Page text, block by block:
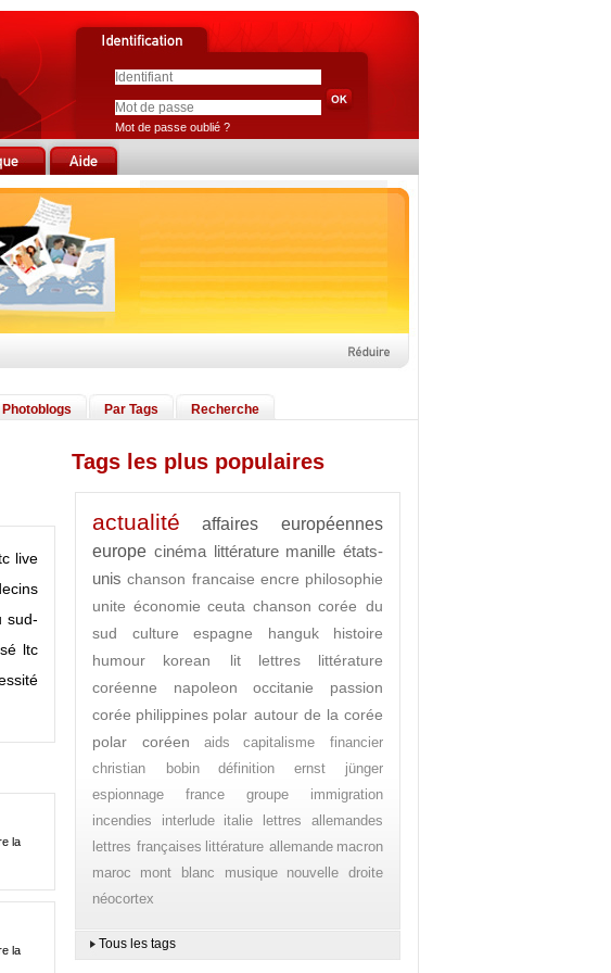
Mot de passe oublié ?
Photoblogs Par Tags Recherche
live
sud-
ltc
la
la
Tags les plus populaires
actualité
affaires européennes
europe cinéma littérature manille états-
unis chanson francaise encre philosophie
unite économie ceuta chanson corée du
sud
culture espagne hanguk
histoire
humour
korean lit lettres
littérature
coréenne
napoleon occitanie
passion
corée philippines polar autour de la corée
polar coréen
aids
capitalisme financier
christian bobin
définition
ernst jünger
espionnage
france groupe
immigration
incendies
interlude italie
lettres allemandes
lettres françaises littérature allemande macron
maroc
mont blanc musique
nouvelle droite
néocortex
Tous les tags